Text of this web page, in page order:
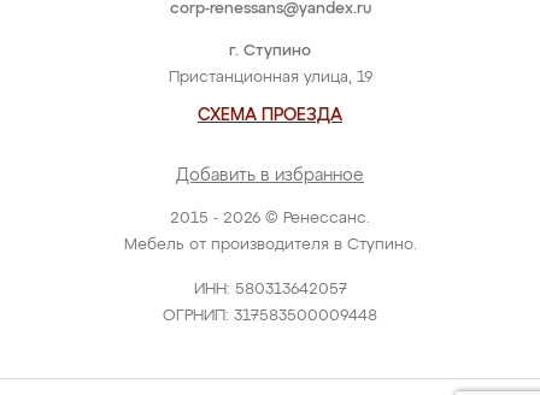
2015 - 2026 © Ренессанс.
Мебель от производителя в Ступино.
ИНН: 580313642057
ОГРНИП: 317583500009448
г. Ступино
Пристанционная улица, 19
СХЕМА ПРОЕЗДА
Добавить в избранное
corp-renessans@yandex.ru